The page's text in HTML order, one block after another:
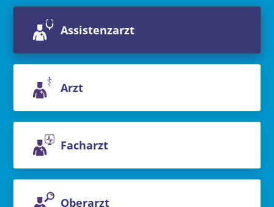
Assistenzarzt
Arzt
Facharzt
Oberarzt